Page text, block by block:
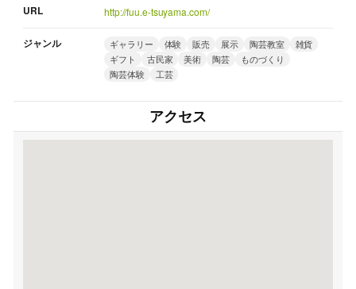
URL http://fuu.e-tsuyama.com/
ジャンル ギャラリー 体験 販売 展示 陶芸教室
雑貨
ギフト
古民家 美術 陶芸
ものづくり
陶芸体験
工芸
アクセス